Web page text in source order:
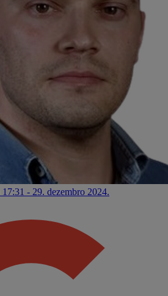
17:31 - 29. dezembro 2024.